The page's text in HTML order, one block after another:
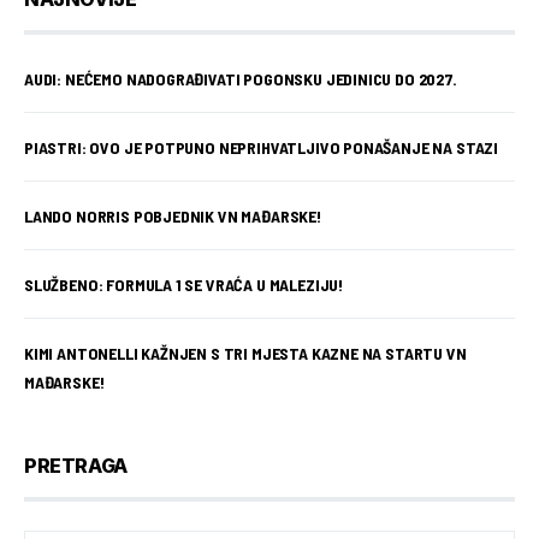
AUDI: NEĆEMO NADOGRAĐIVATI POGONSKU JEDINICU DO 2027.
PIASTRI: OVO JE POTPUNO NEPRIHVATLJIVO PONAŠANJE NA STAZI
LANDO NORRIS POBJEDNIK VN MAĐARSKE!
SLUŽBENO: FORMULA 1 SE VRAĆA U MALEZIJU!
KIMI ANTONELLI KAŽNJEN S TRI MJESTA KAZNE NA STARTU VN
MAĐARSKE!
PRETRAGA